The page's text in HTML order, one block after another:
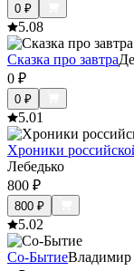
0 ₽
5.08
Сказка про завтра
0 ₽
0 ₽
5.01
Хроники
Лебедько
800 ₽
800 ₽
5.02
Со-БытиеВладимир